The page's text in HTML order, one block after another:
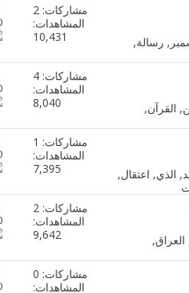
مشاركات: 2
المشاهدات:
10,431
مشاركات: 4
المشاهدات:
8,040
مشاركات: 1
المشاهدات:
7,395
مشاركات: 2
المشاهدات:
9,642
مشاركات: 0
المشاهدات: